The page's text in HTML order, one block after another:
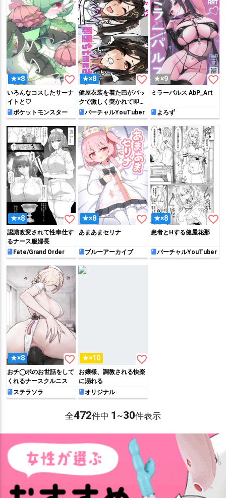
★×8 favorite_border
いろんなコスしたサーナ
イトと♡
ポケットモンスター
★×8 favorite_border
健屋衣装を着た巴がバッ
クで激しく突かれて即堕
ちしちゃう!!
バーチャルYouTuber
★×9 favorite_border
ミラーパルス AbP_Art
よろず
★×8 favorite_border
認識改変されて性奉仕す
るナース服婦長
Fate/Grand Order
★×8 favorite_border
あまあまセリナ
ブルーアーカイブ
★×8 favorite_border
患者とHする健屋花那
バーチャルYouTuber
★×8 favorite_border
おチ◯ポのお世話をして
くれるナースクルニス
ステラソラ
★×10 favorite_border
お嬢様、調教される快楽
に溺れる
オリジナル
全472件中 1 ~30件表示